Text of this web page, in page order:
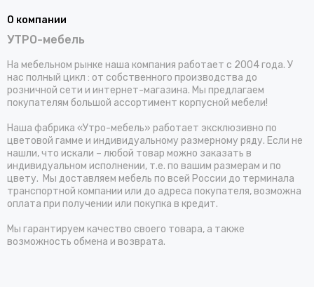
О компании
УТРО-мебель
На мебельном рынке наша компания работает с 2004 года. У
нас полный цикл : от собственного производства до
розничной сети и интернет-магазина. Мы предлагаем
покупателям большой ассортимент корпусной мебели!
Наша фабрика «Утро-мебель» работает эксклюзивно по
цветовой гамме и индивидуальному размерному ряду. Если не
нашли, что искали – любой товар можно заказать в
индивидуальном исполнении, т.е. по вашим размерам и по
цвету. Мы доставляем мебель по всей России до терминала
транспортной компании или до адреса покупателя, возможна
оплата при получении или покупка в кредит.
Мы гарантируем качество своего товара, а также
возможность обмена и возврата.